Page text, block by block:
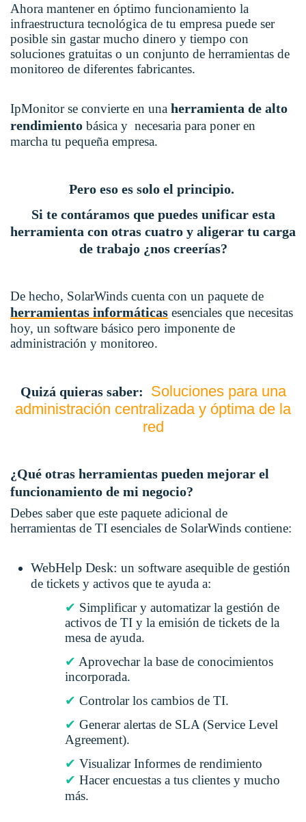
Ahora mantener en óptimo funcionamiento la
infraestructura tecnológica de tu empresa puede ser
posible sin gastar mucho dinero y tiempo con
soluciones gratuitas o un conjunto de herramientas de
monitoreo de diferentes fabricantes.
IpMonitor se convierte en una herramienta de alto
rendimiento básica y necesaria para poner en
marcha tu pequeña empresa.
Pero eso es solo el principio.
Si te contáramos que puedes unificar esta
herramienta con otras cuatro y aligerar tu carga
de trabajo ¿nos creerías?
De hecho, SolarWinds cuenta con un paquete de
herramientas informáticas esenciales que necesitas
hoy, un software básico pero imponente de
administración y monitoreo.
Quizá quieras saber:
Soluciones para una
administración centralizada y óptima de la
red
¿Qué otras herramientas pueden mejorar el
funcionamiento de mi negocio?
Debes saber que este paquete adicional de
herramientas de TI esenciales de SolarWinds contiene:
WebHelp Desk: un software asequible de gestión
de tickets y activos que te ayuda a:
✔ Simplificar y automatizar la gestión de
activos de TI y la emisión de tickets de la
mesa de ayuda.
✔ Aprovechar la base de conocimientos
incorporada.
✔ Controlar los cambios de TI.
✔ Generar alertas de SLA (Service Level
Agreement).
✔ Visualizar Informes de rendimiento
✔ Hacer encuestas a tus clientes y mucho
más.